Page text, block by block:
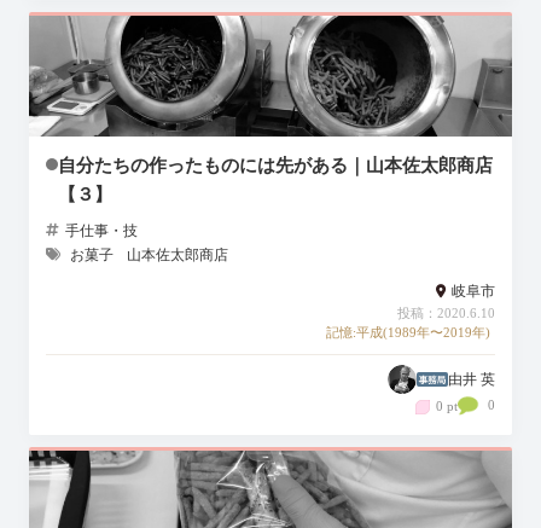
自分たちの作ったものには先がある｜山本佐太郎商店
【３】
手仕事・技
お菓子
山本佐太郎商店
岐阜市
投稿：2020.6.10
記憶:平成(1989年〜2019年)
由井 英
0 pt 0